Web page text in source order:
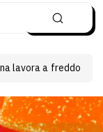
lavora a freddo